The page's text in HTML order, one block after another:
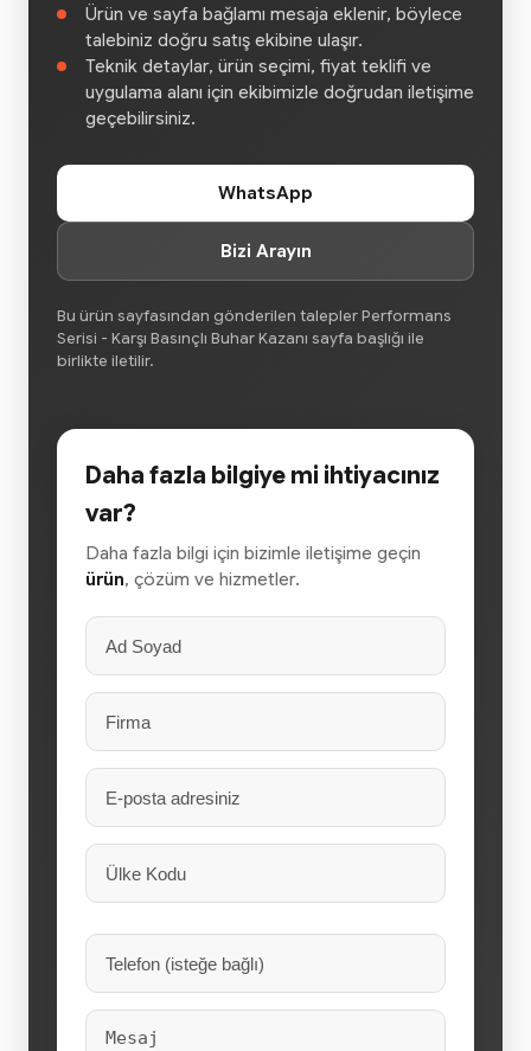
Ürün ve sayfa bağlamı mesaja eklenir, böylece
talebiniz doğru satış ekibine ulaşır.
Teknik detaylar, ürün seçimi, fiyat teklifi ve
uygulama alanı için ekibimizle doğrudan iletişime
geçebilirsiniz.
WhatsApp
Bizi Arayın
Bu ürün sayfasından gönderilen talepler Performans
Serisi - Karşı Basınçlı Buhar Kazanı sayfa başlığı ile
birlikte iletilir.
Daha fazla bilgiye mi ihtiyacınız
var?
Daha fazla bilgi için bizimle iletişime geçin
ürün, çözüm ve hizmetler.